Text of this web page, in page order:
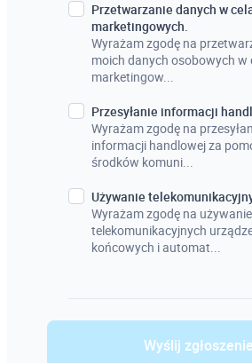
Przetwarzanie danych w
marketingowych.
Wyrażam zgodę na
moich danych osobowych w
marketingow...
Przesyłanie informacji
Wyrażam zgodę na
informacji handlowej za
środków komuni...
Używanie
Wyrażam zgodę na używanie
telekomunikacyjnych
końcowych i automat...
Wyślij zgłoszenie